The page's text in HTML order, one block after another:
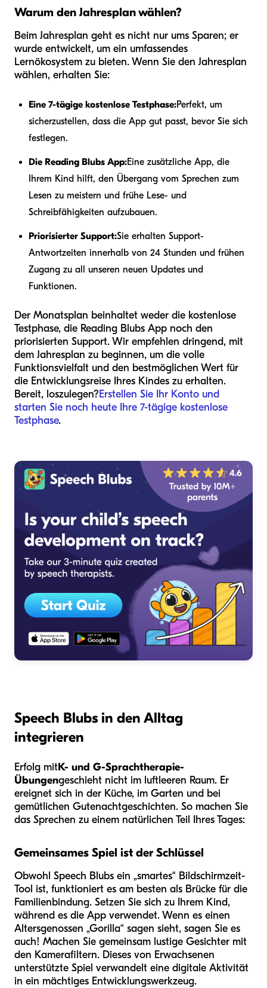
Warum den Jahresplan wählen?
Beim Jahresplan geht es nicht nur ums Sparen; er
wurde entwickelt, um ein umfassendes
Lernökosystem zu bieten. Wenn Sie den Jahresplan
wählen, erhalten Sie:
Eine 7-tägige kostenlose Testphase:Perfekt, um
sicherzustellen, dass die App gut passt, bevor Sie sich
festlegen.
Die Reading Blubs App:Eine zusätzliche App, die
Ihrem Kind hilft, den Übergang vom Sprechen zum
Lesen zu meistern und frühe Lese- und
Schreibfähigkeiten aufzubauen.
Priorisierter Support:Sie erhalten Support-
Antwortzeiten innerhalb von 24 Stunden und frühen
Zugang zu all unseren neuen Updates und
Funktionen.
Der Monatsplan beinhaltet weder die kostenlose
Testphase, die Reading Blubs App noch den
priorisierten Support. Wir empfehlen dringend, mit
dem Jahresplan zu beginnen, um die volle
Funktionsvielfalt und den bestmöglichen Wert für
die Entwicklungsreise Ihres Kindes zu erhalten.
Bereit, loszulegen?Erstellen Sie Ihr Konto und
starten Sie noch heute Ihre 7-tägige kostenlose
Testphase.
Speech Blubs in den Alltag
integrieren
Erfolg mitK- und G-Sprachtherapie-
Übungengeschieht nicht im luftleeren Raum. Er
ereignet sich in der Küche, im Garten und bei
gemütlichen Gutenachtgeschichten. So machen Sie
das Sprechen zu einem natürlichen Teil Ihres Tages:
Gemeinsames Spiel ist der Schlüssel
Obwohl Speech Blubs ein „smartes“ Bildschirmzeit-
Tool ist, funktioniert es am besten als Brücke für die
Familienbindung. Setzen Sie sich zu Ihrem Kind,
während es die App verwendet. Wenn es einen
Altersgenossen „Gorilla“ sagen sieht, sagen Sie es
auch! Machen Sie gemeinsam lustige Gesichter mit
den Kamerafiltern. Dieses von Erwachsenen
unterstützte Spiel verwandelt eine digitale Aktivität
in ein mächtiges Entwicklungswerkzeug.